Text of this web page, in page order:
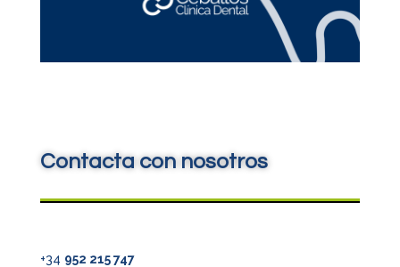
Contacta con nosotros
+34 952 215 747